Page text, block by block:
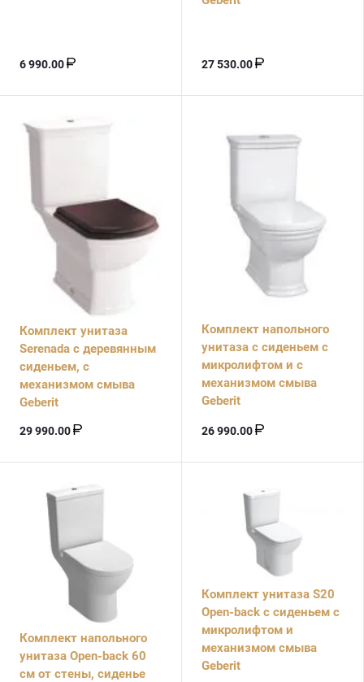
6 990.00 27 530.00
Комплект унитаза
Serenada с деревянным
сиденьем, с
механизмом смыва
Geberit
29 990.00
Комплект напольного
унитаза с сиденьем с
микролифтом и с
механизмом смыва
Geberit
26 990.00
Комплект напольного
унитаза Open-back 60
см от стены, сиденье
Комплект унитаза S20
Open-back с сиденьем с
микролифтом и
механизмом смыва
Geberit